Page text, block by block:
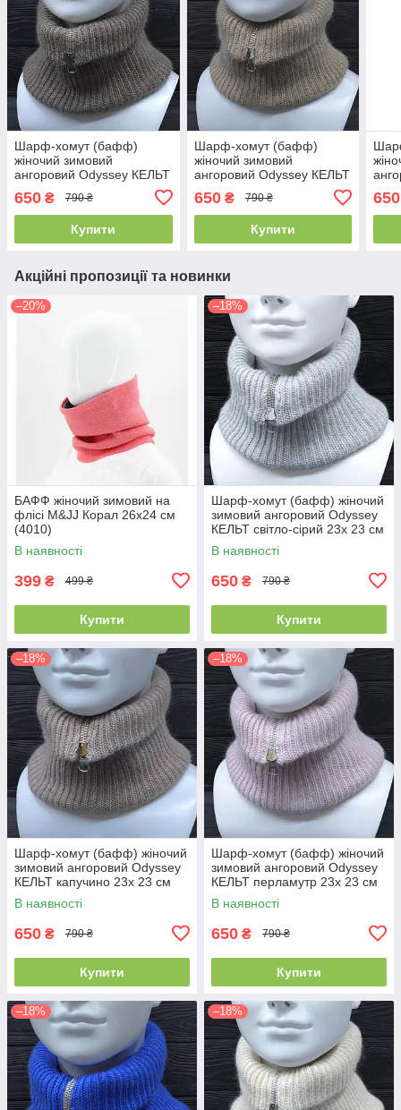
Шарф-хомут (бафф)
жіночий зимовий
ангоровий Odyssey КЕЛЬТ
капучино 23х 23 см 14393
650 ₴ 790 ₴
Купити
Шарф-хомут (бафф)
жіночий зимовий
ангоровий Odyssey КЕЛЬТ
бежевий 23х 23 см 14391
650₴ 790 ₴
Купити
650
Акційні пропозиції та новинки
–20%
БАФФ жіночий зимовий на
флісі M&JJ Корал 26х24 см
(4010)
В наявності
399 ₴ 499 ₴
Купити
–18%
Шарф-хомут (бафф) жіночий
зимовий ангоровий Odyssey
КЕЛЬТ світло-сірий 23х 23 см
14098
В наявності
650 ₴ 790 ₴
Купити
–18%
Шарф-хомут (бафф) жіночий
зимовий ангоровий Odyssey
КЕЛЬТ капучино 23х 23 см
14104
В наявності
650 ₴ 790 ₴
Купити
–18%
Шарф-хомут (бафф) жіночий
зимовий ангоровий Odyssey
КЕЛЬТ перламутр 23х 23 см
14106
В наявності
650 ₴ 790 ₴
Купити
–18% –18%